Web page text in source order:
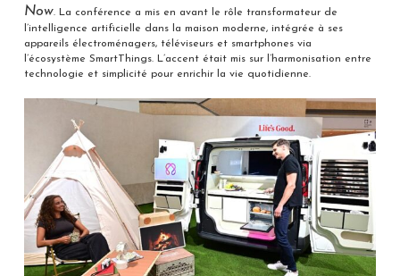
Now. La conférence a mis en avant le rôle transformateur de
l’intelligence artificielle dans la maison moderne, intégrée à ses
appareils électroménagers, téléviseurs et smartphones via
l’écosystème SmartThings. L’accent était mis sur l’harmonisation entre
technologie et simplicité pour enrichir la vie quotidienne.